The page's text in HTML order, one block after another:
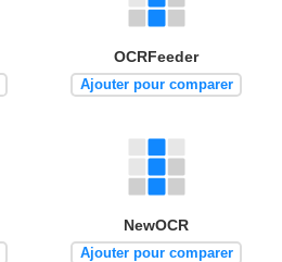
OCRFeeder
Ajouter pour comparer
NewOCR
Ajouter pour comparer